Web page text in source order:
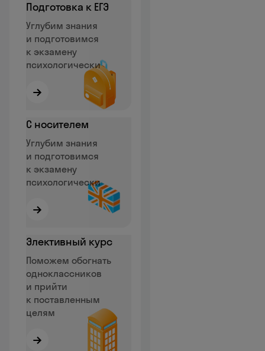
Подготовка к ЕГЭ
Углубим знания
и подготовимся
к экзамену
психологически
→
С носителем
Углубим знания
и подготовимся
к экзамену
психологически
→
Элективный курс
Поможем обогнать
одноклассников
и прийти
к поставленным
целям
→